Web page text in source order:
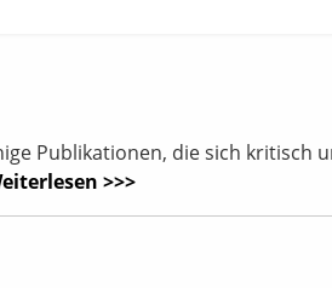
Publikationen, die sich kritisch
>>>